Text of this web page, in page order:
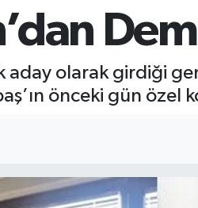
olarak girdiği
önceki gün özel